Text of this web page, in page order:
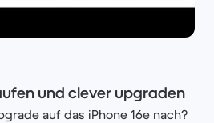
und clever upgraden
auf das iPhone 16e nach?